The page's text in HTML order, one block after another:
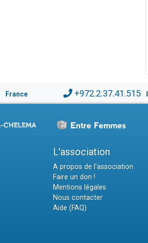
France +972.2.37.41.515
L'association
A propos de l'association
Faire un don !
Mentions légales
Nous contacter
Aide (FAQ)